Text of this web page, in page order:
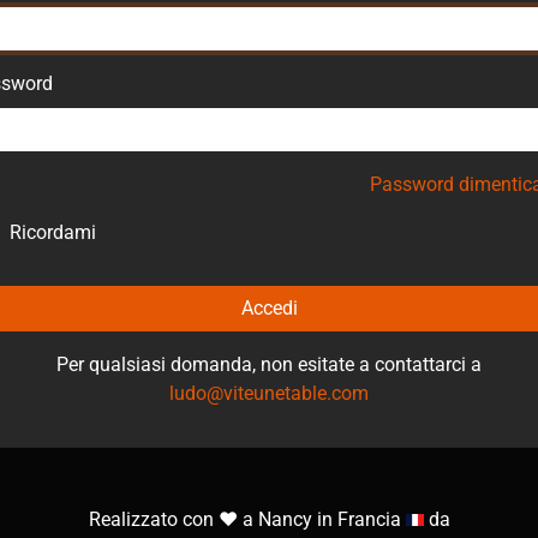
Password
Ricordami
Accedi
Per qualsiasi domanda, non esitate a contattarci a
ludo@viteunetable.com
Realizzato con ❤️ a Nancy in Francia da